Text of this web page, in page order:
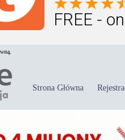
FREE -
Strona Główna